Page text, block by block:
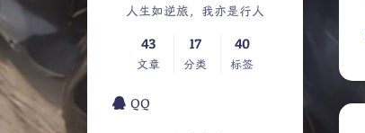
人生如逆旅，我亦是行人
43
文章
17
分类
40
标签
QQ